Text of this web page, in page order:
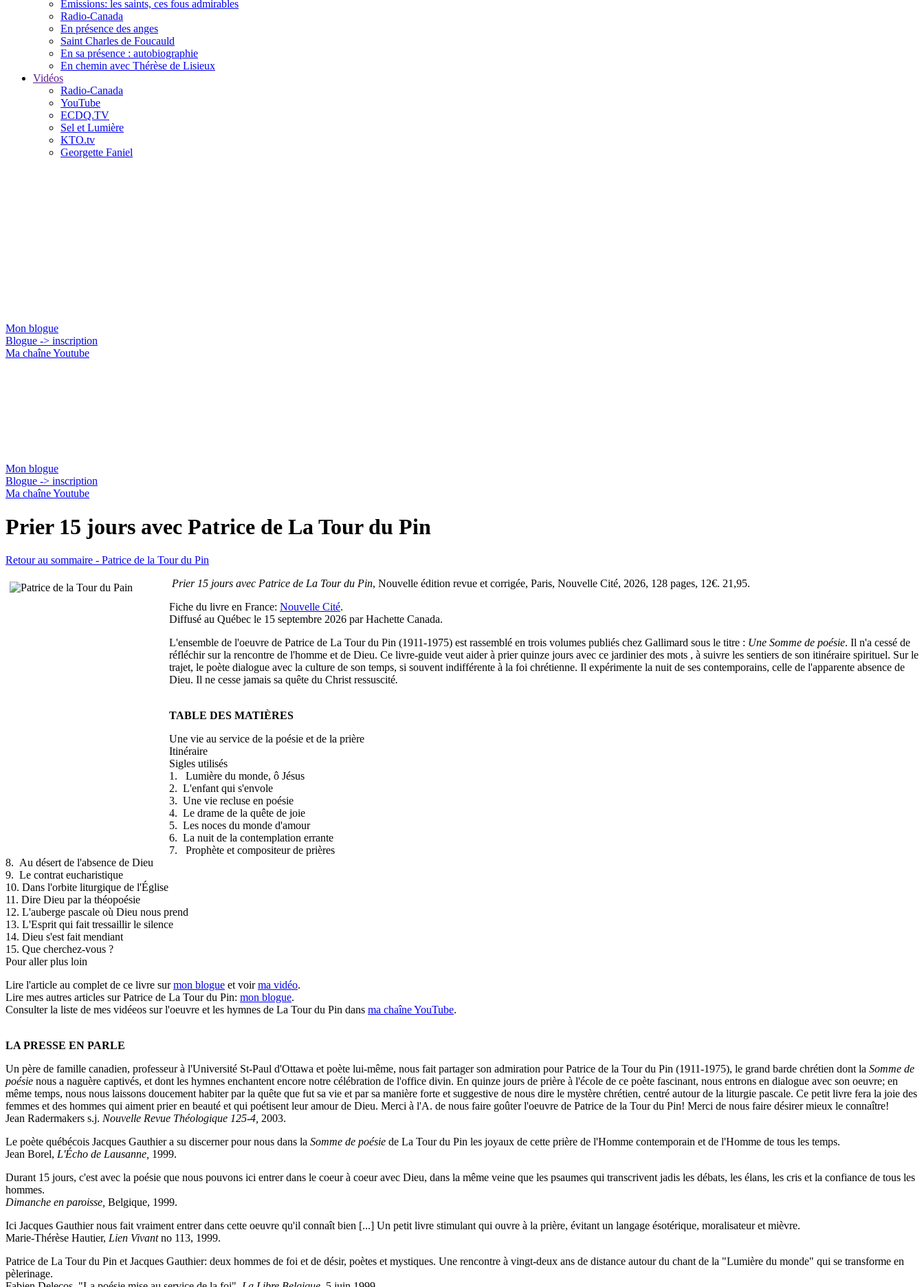
Émissions: les saints, ces fous admirables
Radio-Canada
En présence des anges
Saint Charles de Foucauld
En sa présence : autobiographie
En chemin avec Thérèse de Lisieux
Vidéos
Radio-Canada
YouTube
ECDQ.TV
Sel et Lumière
KTO.tv
Georgette Faniel
Mon blogue
Blogue -> inscription
Ma chaîne Youtube
Mon blogue
Blogue -> inscription
Ma chaîne Youtube
Prier 15 jours avec Patrice de La Tour du Pin
Retour au sommaire - Patrice de la Tour du Pin
Prier 15 jours avec Patrice de La Tour du Pin, Nouvelle édition revue et corrigée, Paris, Nouvelle Cité, 2026, 128 pages, 12€. 21,95.
Fiche du livre en France: Nouvelle Cité.
Diffusé au Québec le 15 septembre 2026 par Hachette Canada.
L'ensemble de l'oeuvre de Patrice de La Tour du Pin (1911-1975) est rassemblé en trois volumes publiés chez Gallimard sous le titre : Une Somme de poésie. Il n'a cessé de
réfléchir sur la rencontre de l'homme et de Dieu. Ce livre-guide veut aider à prier quinze jours avec ce jardinier des mots , à suivre les sentiers de son itinéraire spirituel. Sur le
trajet, le poète dialogue avec la culture de son temps, si souvent indifférente à la foi chrétienne. Il expérimente la nuit de ses contemporains, celle de l'apparente absence de
Dieu. Il ne cesse jamais sa quête du Christ ressuscité.
TABLE DES MATIÈRES
Une vie au service de la poésie et de la prière
Itinéraire
Sigles utilisés
1. Lumière du monde, ô Jésus
2. L'enfant qui s'envole
3. Une vie recluse en poésie
4. Le drame de la quête de joie
5. Les noces du monde d'amour
6. La nuit de la contemplation errante
7. Prophète et compositeur de prières
8. Au désert de l'absence de Dieu
9. Le contrat eucharistique
10. Dans l'orbite liturgique de l'Église
11. Dire Dieu par la théopoésie
12. L'auberge pascale où Dieu nous prend
13. L'Esprit qui fait tressaillir le silence
14. Dieu s'est fait mendiant
15. Que cherchez-vous ?
Pour aller plus loin
Lire l'article au complet de ce livre surmon blogue et voirma vidéo.
Lire mes autres articles sur Patrice de La Tour du Pin: mon blogue.
Consulter la liste de mes vidéeos sur l'oeuvre et les hymnes de La Tour du Pin dans ma chaîne YouTube.
LA PRESSE EN PARLE
Un père de famille canadien, professeur à l'Université St-Paul d'Ottawa et poète lui-même, nous fait partager son admiration pour Patrice de la Tour du Pin (1911-1975), le grand barde chrétien dont la Somme de
poésie nous a naguère captivés, et dont les hymnes enchantent encore notre célébration de l'office divin. En quinze jours de prière à l'école de ce poète fascinant, nous entrons en dialogue avec son oeuvre; en
même temps, nous nous laissons doucement habiter par la quête que fut sa vie et par sa manière forte et suggestive de nous dire le mystère chrétien, centré autour de la liturgie pascale. Ce petit livre fera la joie des
femmes et des hommes qui aiment prier en beauté et qui poétisent leur amour de Dieu. Merci à l'A. de nous faire goûter l'oeuvre de Patrice de la Tour du Pin! Merci de nous faire désirer mieux le connaître!
Jean Radermakers s.j. Nouvelle Revue Théologique 125-4, 2003.
Le poète québécois Jacques Gauthier a su discerner pour nous dans la Somme de poésie de La Tour du Pin les joyaux de cette prière de l'Homme contemporain et de l'Homme de tous les temps.
Jean Borel, L'Écho de Lausanne, 1999.
Durant 15 jours, c'est avec la poésie que nous pouvons ici entrer dans le coeur à coeur avec Dieu, dans la même veine que les psaumes qui transcrivent jadis les débats, les élans, les cris et la confiance de tous les
hommes.
Dimanche en paroisse, Belgique, 1999.
Ici Jacques Gauthier nous fait vraiment entrer dans cette oeuvre qu'il connaît bien [...] Un petit livre stimulant qui ouvre à la prière, évitant un langage ésotérique, moralisateur et mièvre.
Marie-Thérèse Hautier, Lien Vivantno 113, 1999.
Patrice de La Tour du Pin et Jacques Gauthier: deux hommes de foi et de désir, poètes et mystiques. Une rencontre à vingt-deux ans de distance autour du chant de la "Lumière du monde" qui se transforme en
pèlerinage.